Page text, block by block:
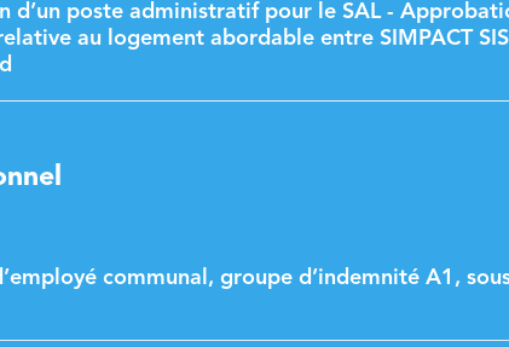
d’un poste administratif pour le SAL -
au logement abordable entre SIMPACT
communal, groupe d’indemnité A1,